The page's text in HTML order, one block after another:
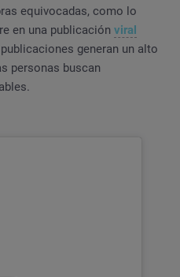
equivocadas, como lo
en una publicación viral
generan un alto
personas buscan